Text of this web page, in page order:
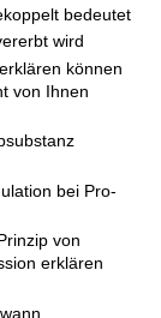
bedeutet
wird
können
von Ihnen
bei Pro-
von
erklären